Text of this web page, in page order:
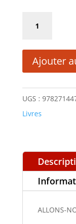
ALLONS-
NOUS
À
LA
Ajouter
UGS :
Livres
ALLONS-